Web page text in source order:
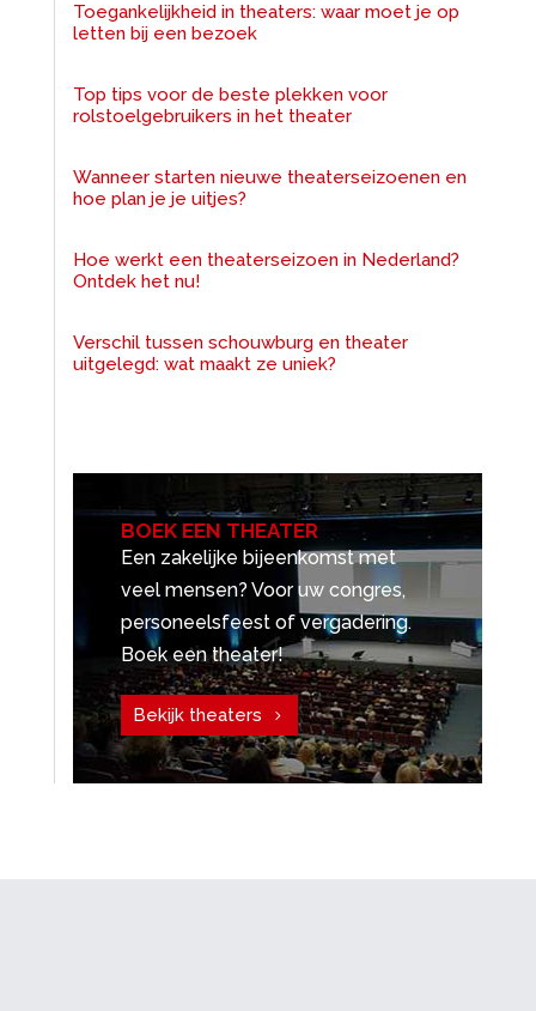
Toegankelijkheid in theaters: waar moet je op
letten bij een bezoek
Top tips voor de beste plekken voor
rolstoelgebruikers in het theater
Wanneer starten nieuwe theaterseizoenen en
hoe plan je je uitjes?
Hoe werkt een theaterseizoen in Nederland?
Ontdek het nu!
Verschil tussen schouwburg en theater
uitgelegd: wat maakt ze uniek?
BOEK EEN THEATER
Een zakelijke bijeenkomst met
veel mensen? Voor uw congres,
personeelsfeest of vergadering.
Boek een theater!
Bekijk theaters